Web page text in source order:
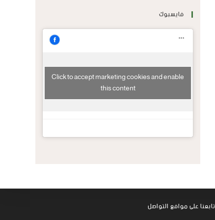
فايسبوك
Click to accept marketing cookies and enable
this content
تابعنا على موافع التواصل